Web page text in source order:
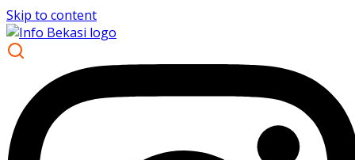
Skip to content